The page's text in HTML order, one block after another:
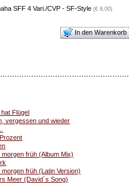
SFF 4 Vari./CVP - SF-Style (€ 8,00)
In den Warenkorb
Flügel
vergessen und wieder
morgen früh (Album Mix)
morgen früh (Latin Version)
Meer (David´s Song)